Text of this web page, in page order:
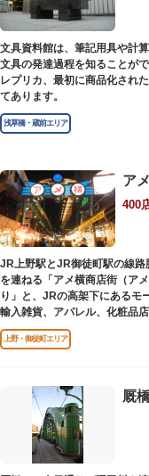
ない鳥”として話題のハシビロ
子ども動物園「すてっぷ」で
の大切さや生きものの魅力が
歩き疲れたり、お腹が空いて
休憩しましょう。それぞれの
ドやスイーツが食べられます
も必見です。
文具資料館は、筆記用具や計
文具の発達過程を知ることが
レプリカ、最初に商品化され
てあります。
浅草橋・蔵前エリア
ア
400
JR上野駅とJR御徒町駅の線
を連ねる「アメ横商店街（ア
り」と、JRの高架下にあるモ
輸入雑貨、アパレル、化粧品
んでいます。活気ある呼び込
みながら目玉商品や特価品を
アメ横のはじまりは、物資が
くの闇市が的屋の仕切りであ
共同体となり連合会を結成。
当時、JR上野駅のすぐ南に発
から「アメヤ横丁（飴屋通り
上野・御徒町エリア
厩